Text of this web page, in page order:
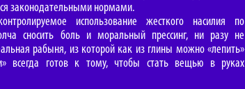
законодательными нормами.
использование жесткого насилия по
сносить боль и моральный прессинг, ни разу не
рабыня, из которой как из глины можно «лепить»
всегда готов к тому, чтобы стать вещью в руках